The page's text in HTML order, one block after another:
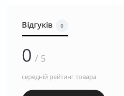
Відгуків 0
0 / 5
середній рейтинг товара